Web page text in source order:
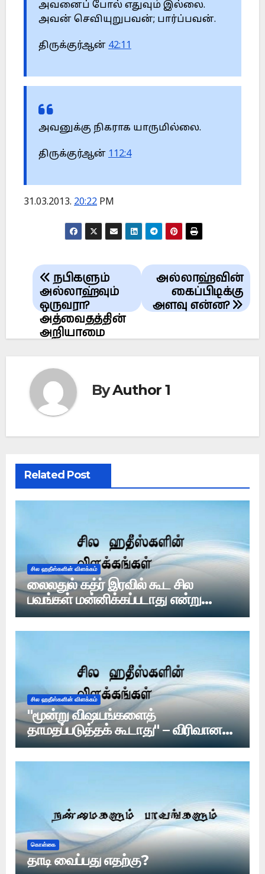
அவனைப் போல் எதுவும் இல்லை.
அவன் செவியுறுபவன்; பார்ப்பவன்.
திருக்குர்ஆன் 42:11
அவனுக்கு நிகராக யாருமில்லை.
திருக்குர்ஆன் 112:4
31.03.2013. 20:22 PM
Post
navigation
அல்லாஹ்வின்
கைப்பிடிக்கு
அளவு என்ன?
நபிகளும்
அல்லாஹ்வும்
ஒருவரா?
அத்வைதத்தின்
அறியாமை
ByAuthor 1
Related Post
சில ஹதீஸ்களின் விளக்கம்
லைலதுல் கத்ர் இரவில் கூட சில
பவங்கள் மன்னிக்கப்படாது என்று
ஹதீஸ் உள்ளதா?
சில ஹதீஸ்களின் விளக்கம்
"மூன்று விஷயங்களைத்
தாமதப்படுத்தக் கூடாது" – விரிவான
ஆய்வு
கொள்கை
தாடி வைப்பது எதற்கு?